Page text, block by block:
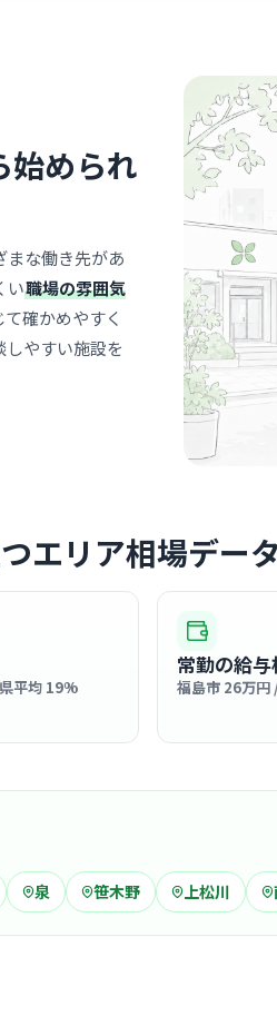
始められ
まな働き先があ
い職場の雰囲気
て確かめやすく
やすい施設を
エリア相場データ
平均 19%
常勤の給
福島市 26万円
泉 笹木野 上松川